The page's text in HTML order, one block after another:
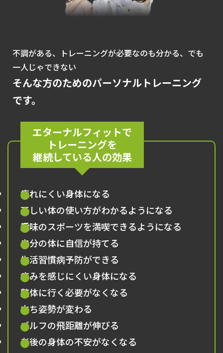
不調がある、トレーニングが必要なのも分かる、でも
一人じゃできない
そんな方のためのパーソナルトレーニング
です。
エターナルフィットで
トレーニングを
継続している人の効果
疲れにくい身体になる
正しい体の使い方がわかるようになる
趣味のスポーツを満喫できるようになる
自分の体に自信が持てる
生活習慣病予防ができる
痛みを感じにくい身体になる
整体に行く必要がなくなる
立ち姿勢が変わる
ゴルフの飛距離が伸びる
老後の身体の不安がなくなる